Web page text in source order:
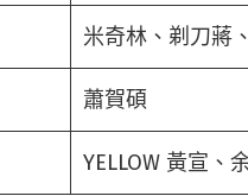
米奇林、剃刀蔣
蕭賀碩
YELLOW 黃宣、